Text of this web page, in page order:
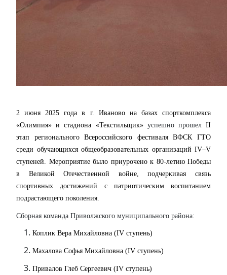
2 июня 2025 года в г. Иваново на базах спорткомплекса
«Олимпия» и стадиона «Текстильщик» успешно прошелII
этап регионального Всероссийского фестиваля ВФСК ГТО
среди обучающихся общеобразовательных организаций IV–V
ступеней. Мероприятие было приурочено к 80-летию Победы
в Великой Отечественной войне, подчеркивая связь
спортивных достижений с патриотическим воспитанием
подрастающего поколения.
Сборная команда Приволжского муниципального района:
Коплик Вера Михайловна (IV ступень)
Махалова Софья Михайловна (IV ступень)
Привалов Глеб Сергеевич (IV ступень)